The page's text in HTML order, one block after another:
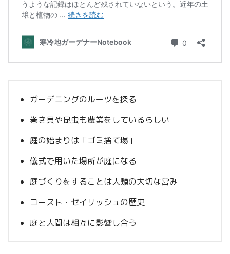
ガーデニングのルーツを探る
巻き貝や昆虫も農業をしているらしい
庭の始まりは「ゴミ捨て場」
儀式で用いた場所が庭になる
庭づくりをすることは人類の大切な営み
コースト・セイリッシュの歴史
庭と人間は相互に影響し合う